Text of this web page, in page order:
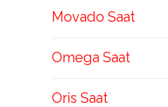
Movado Saat
Omega Saat
Oris Saat